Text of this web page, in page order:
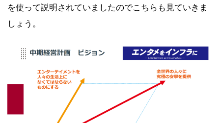
を使って説明されていましたのでこちらも見ていきま
しょう。